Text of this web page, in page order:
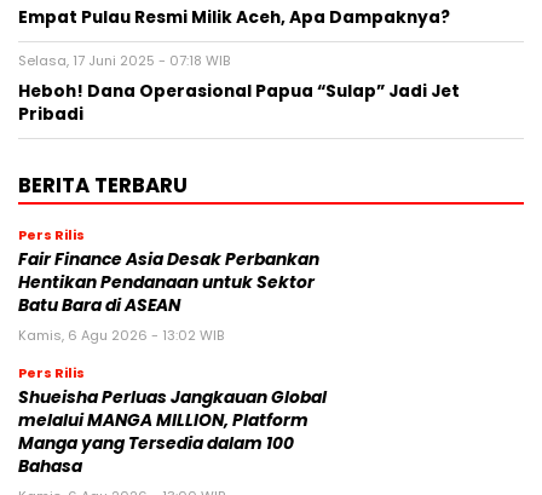
Empat Pulau Resmi Milik Aceh, Apa Dampaknya?
Selasa, 17 Juni 2025 - 07:18 WIB
Heboh! Dana Operasional Papua “Sulap” Jadi Jet
Pribadi
BERITA TERBARU
Pers Rilis
Fair Finance Asia Desak Perbankan
Hentikan Pendanaan untuk Sektor
Batu Bara di ASEAN
Kamis, 6 Agu 2026 - 13:02 WIB
Pers Rilis
Shueisha Perluas Jangkauan Global
melalui MANGA MILLION, Platform
Manga yang Tersedia dalam 100
Bahasa